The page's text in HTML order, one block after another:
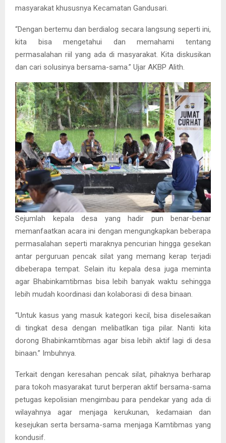
masyarakat khususnya Kecamatan Gandusari.
“Dengan bertemu dan berdialog secara langsung seperti ini,
kita bisa mengetahui dan memahami tentang
permasalahan riil yang ada di masyarakat. Kita diskusikan
dan cari solusinya bersama-sama.” Ujar AKBP Alith.
Sejumlah kepala desa yang hadir pun benar-benar
memanfaatkan acara ini dengan mengungkapkan beberapa
permasalahan seperti maraknya pencurian hingga gesekan
antar perguruan pencak silat yang memang kerap terjadi
dibeberapa tempat. Selain itu kepala desa juga meminta
agar Bhabinkamtibmas bisa lebih banyak waktu sehingga
lebih mudah koordinasi dan kolaborasi di desa binaan.
“Untuk kasus yang masuk kategori kecil, bisa diselesaikan
di tingkat desa dengan melibatlkan tiga pilar. Nanti kita
dorong Bhabinkamtibmas agar bisa lebih aktif lagi di desa
binaan.” Imbuhnya.
Terkait dengan keresahan pencak silat, pihaknya berharap
para tokoh masyarakat turut berperan aktif bersama-sama
petugas kepolisian mengimbau para pendekar yang ada di
wilayahnya agar menjaga kerukunan, kedamaian dan
kesejukan serta bersama-sama menjaga Kamtibmas yang
kondusif.